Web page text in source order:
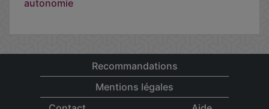
autonomie
Recommandations
Mentions légales